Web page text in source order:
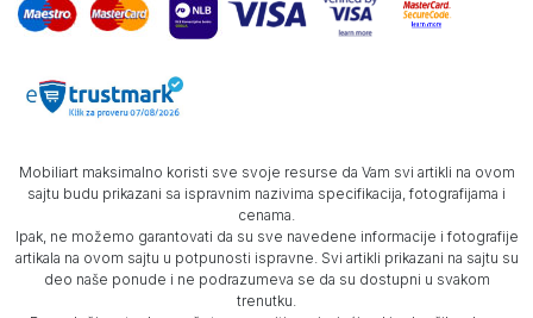
Mobiliart maksimalno koristi sve svoje resurse da Vam svi artikli na ovom
sajtu budu prikazani sa ispravnim nazivima specifikacija, fotografijama i
cenama.
Ipak, ne možemo garantovati da su sve navedene informacije i fotografije
artikala na ovom sajtu u potpunosti ispravne. Svi artikli prikazani na sajtu su
deo naše ponude i ne podrazumeva se da su dostupni u svakom
trenutku.